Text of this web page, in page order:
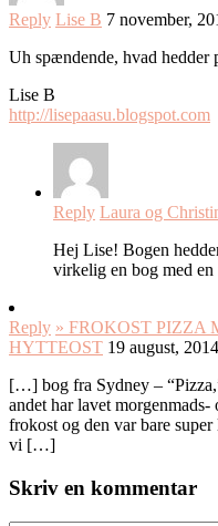
Reply Lise B 7 november,
Uh spændende, hvad hedder
Lise B
http://lisepaasu.blogspot.com
Reply Laura og
Hej Lise! Bogen
virkelig en bog med
Reply » FROKOST PIZZA
HYTTEOST 19 august,
[…] bog fra Sydney –
andet har lavet
frokost og den var bare
vi […]
Skriv en kommentar